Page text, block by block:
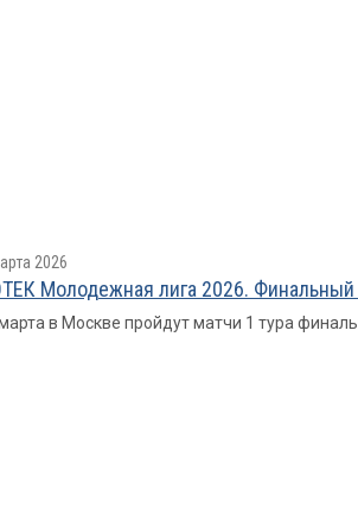
2026
Молодежная лига 2026. Финальный
в Москве пройдут матчи 1 тура